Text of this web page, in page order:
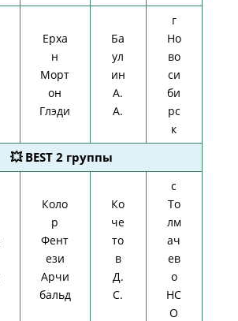
Ерха
н
Морт
он
Глэди
Ба
ул
ин
А.
А.
г
Но
во
си
би
рс
к
💥 BEST 2 группы
Коло
р
Фент
ези
Арчи
бальд
Ко
че
то
в
Д.
С.
с
То
лм
ач
ев
о
НС
О